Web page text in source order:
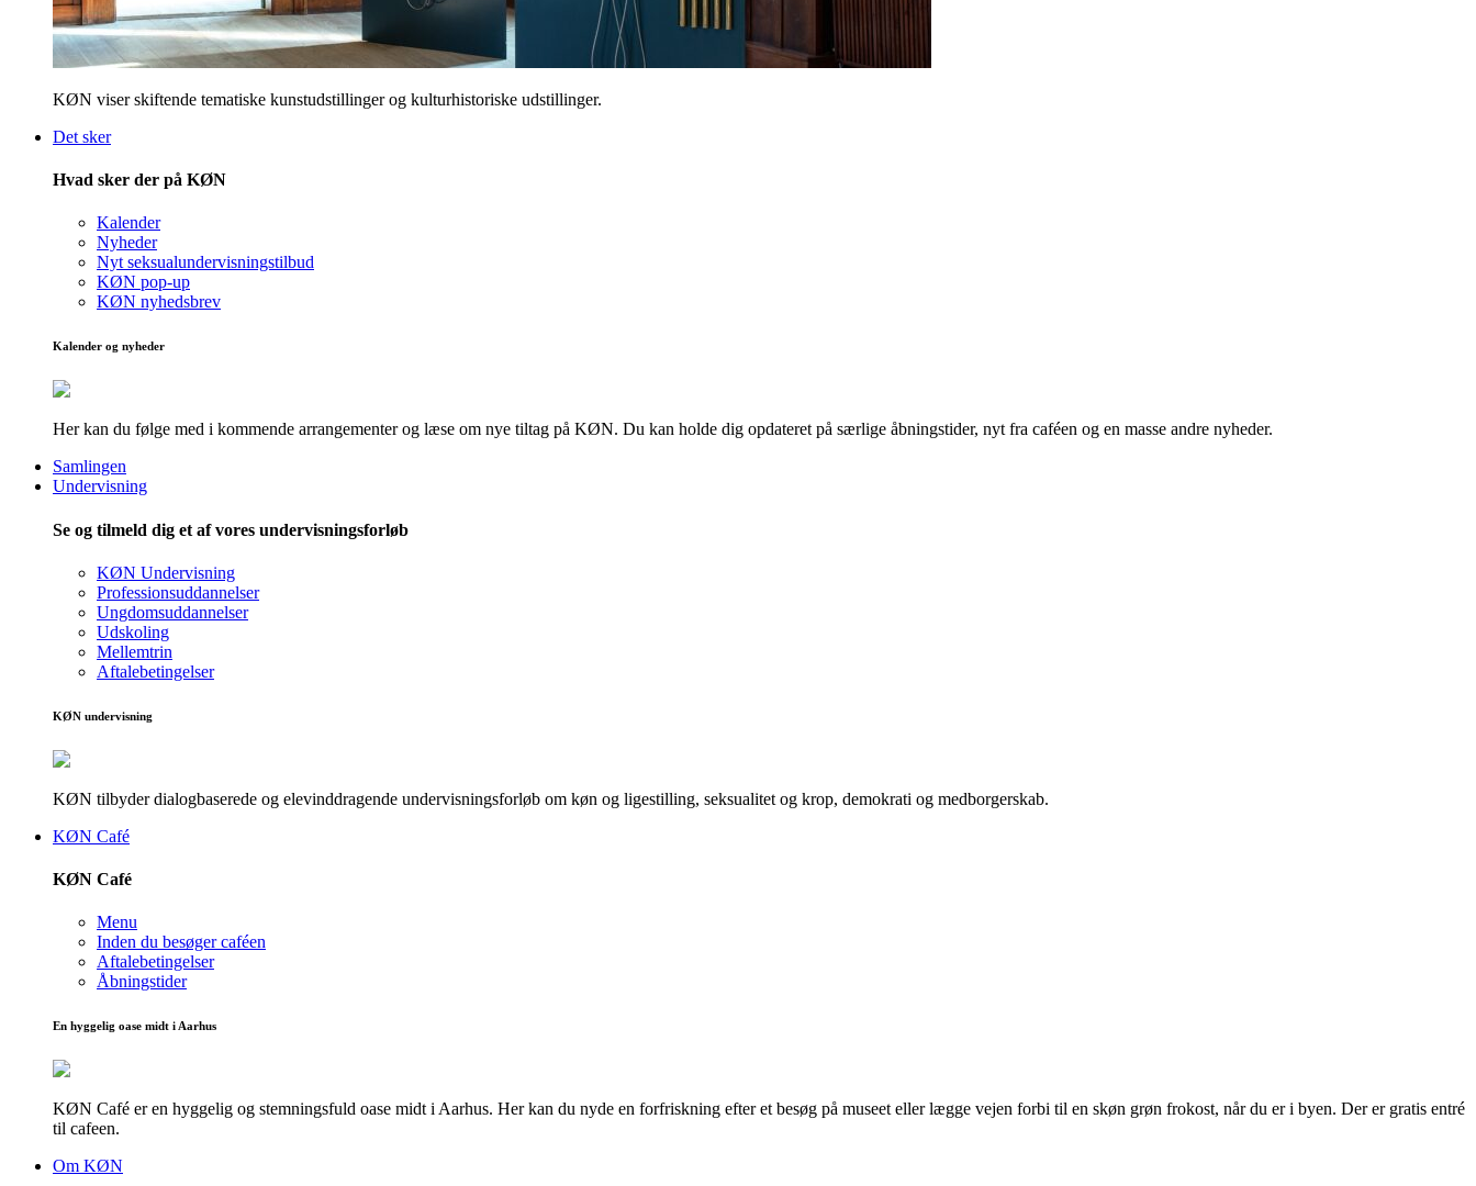
KØN viser skiftende tematiske kunstudstillinger og kulturhistoriske udstillinger.
Det sker
Hvad sker der på KØN
Kalender
Nyheder
Nyt seksualundervisningstilbud
KØN pop-up
KØN nyhedsbrev
Kalender og nyheder
Her kan du følge med i kommende arrangementer og læse om nye tiltag på KØN. Du kan holde dig opdateret på særlige åbningstider, nyt fra caféen og en masse andre nyheder.
Samlingen
Undervisning
Se og tilmeld dig et af vores undervisningsforløb
KØN Undervisning
Professionsuddannelser
Ungdomsuddannelser
Udskoling
Mellemtrin
Aftalebetingelser
KØN undervisning
KØN tilbyder dialogbaserede og elevinddragende undervisningsforløb om køn og ligestilling, seksualitet og krop, demokrati og medborgerskab.
KØN Café
KØN Café
Menu
Inden du besøger caféen
Aftalebetingelser
Åbningstider
En hyggelig oase midt i Aarhus
KØN Café er en hyggelig og stemningsfuld oase midt i Aarhus. Her kan du nyde en forfriskning efter et besøg på museet eller lægge vejen forbi til en skøn grøn frokost, når du er i byen. Der er gratis entré
til cafeen.
Om KØN